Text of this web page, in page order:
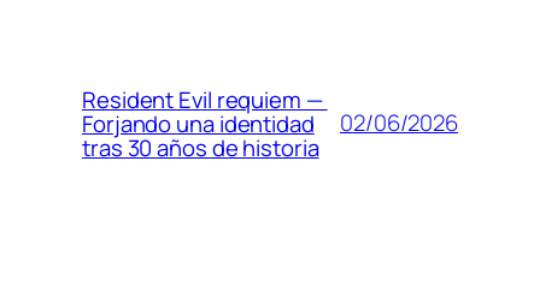
Resident Evil requiem —
Forjando una identidad
tras 30 años de historia
02/06/2026